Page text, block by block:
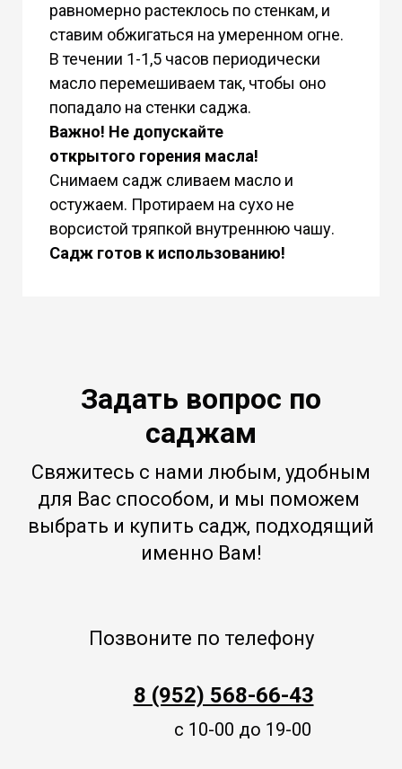
равномерно растеклось по стенкам, и
ставим обжигаться на умеренном огне.
В течении 1-1,5 часов периодически
масло перемешиваем так, чтобы оно
попадало на стенки саджа.
Важно! Не допускайте
открытого горения масла!
Снимаем садж сливаем масло и
остужаем. Протираем на сухо не
ворсистой тряпкой внутреннюю чашу.
Садж готов к использованию!
Задать вопрос по
саджам
Свяжитесь с нами любым, удобным
для Вас способом, и мы поможем
выбрать и купить садж, подходящий
именно Вам!
Позвоните по телефону
8 (952) 568-66-43
с 10-00 до 19-00